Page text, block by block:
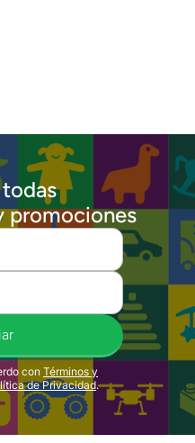
promociones
con Términos y
de Privacidad.